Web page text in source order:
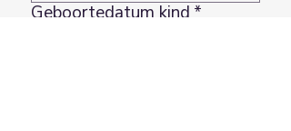
Geboortedatum kind *